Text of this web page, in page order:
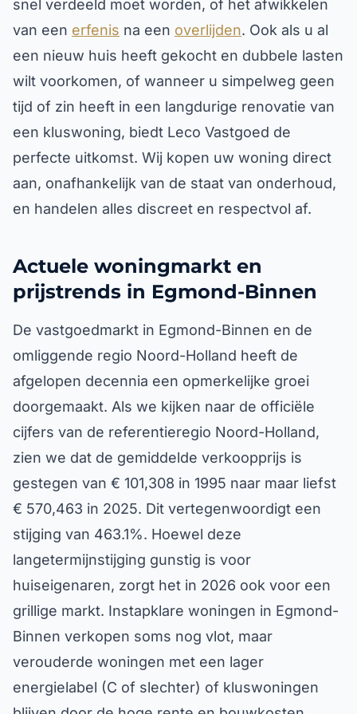
snel verdeeld moet worden, of het afwikkelen
van een erfenis na een overlijden. Ook als u al
een nieuw huis heeft gekocht en dubbele lasten
wilt voorkomen, of wanneer u simpelweg geen
tijd of zin heeft in een langdurige renovatie van
een kluswoning, biedt Leco Vastgoed de
perfecte uitkomst. Wij kopen uw woning direct
aan, onafhankelijk van de staat van onderhoud,
en handelen alles discreet en respectvol af.
Actuele woningmarkt en
prijstrends in Egmond-Binnen
De vastgoedmarkt in Egmond-Binnen en de
omliggende regio Noord-Holland heeft de
afgelopen decennia een opmerkelijke groei
doorgemaakt. Als we kijken naar de officiële
cijfers van de referentieregio Noord-Holland,
zien we dat de gemiddelde verkoopprijs is
gestegen van € 101,308 in 1995 naar maar liefst
€ 570,463 in 2025. Dit vertegenwoordigt een
stijging van 463.1%. Hoewel deze
langetermijnstijging gunstig is voor
huiseigenaren, zorgt het in 2026 ook voor een
grillige markt. Instapklare woningen in Egmond-
Binnen verkopen soms nog vlot, maar
verouderde woningen met een lager
energielabel (C of slechter) of kluswoningen